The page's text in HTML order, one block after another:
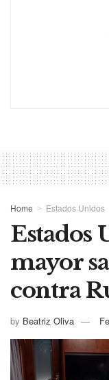
Home Estados Unidos
Estados
mayor
contra
by Beatriz Oliva